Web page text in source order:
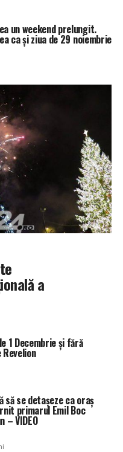
un weekend prelungit.
ca și ziua de 29 noiembrie
a
1 Decembrie și fără
să se detaşeze ca oraş
primarul Emil Boc
– VIDEO